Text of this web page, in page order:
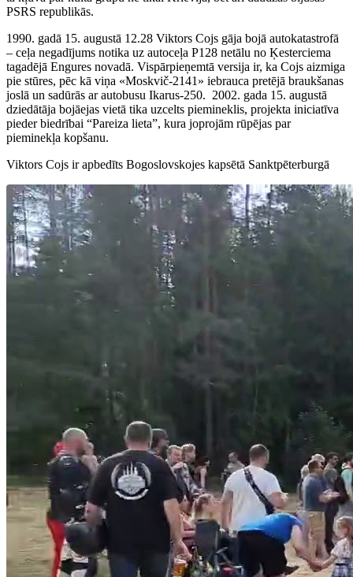
PSRS republikās.
1990. gadā 15. augustā 12.28 Viktors Cojs gāja bojā autokatastrofā
– ceļa negadījums notika uz autoceļa P128 netālu no Ķesterciema
tagadējā Engures novadā. Vispārpieņemtā versija ir, ka Cojs aizmiga
pie stūres, pēc kā viņa «Moskvič-2141» iebrauca pretējā braukšanas
joslā un sadūrās ar autobusu Ikarus-250. 2002. gada 15. augustā
dziedātāja bojāejas vietā tika uzcelts piemineklis, projekta iniciatīva
pieder biedrībai “Pareiza lieta”, kura joprojām rūpējas par
pieminekļa kopšanu.
Viktors Cojs ir apbedīts Bogoslovskojes kapsētā Sanktpēterburgā